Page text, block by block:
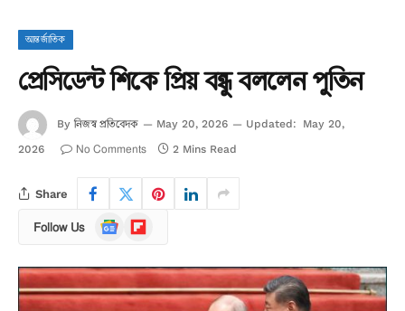
আন্তর্জাতিক
প্রেসিডেন্ট শিকে প্রিয় বন্ধু বললেন পুতিন
By নিজস্ব প্রতিবেদক May 20, 2026 Updated:
May 20,
2026
No Comments 2 Mins Read
Share
Follow Us
Google
News
Flipboard